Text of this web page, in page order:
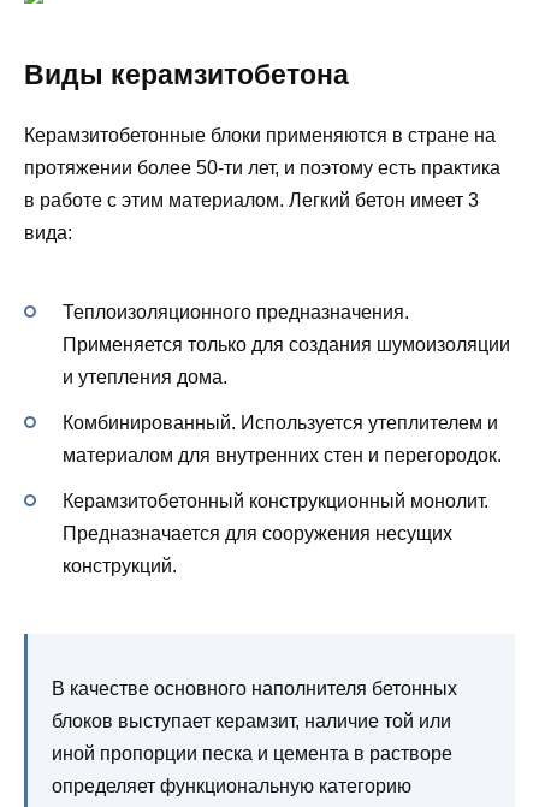
Виды керамзитобетона
Керамзитобетонные блоки применяются в стране на
протяжении более 50-ти лет, и поэтому есть практика
в работе с этим материалом. Легкий бетон имеет 3
вида:
Теплоизоляционного предназначения.
Применяется только для создания шумоизоляции
и утепления дома.
Комбинированный. Используется утеплителем и
материалом для внутренних стен и перегородок.
Керамзитобетонный конструкционный монолит.
Предназначается для сооружения несущих
конструкций.
В качестве основного наполнителя бетонных
блоков выступает керамзит, наличие той или
иной пропорции песка и цемента в растворе
определяет функциональную категорию